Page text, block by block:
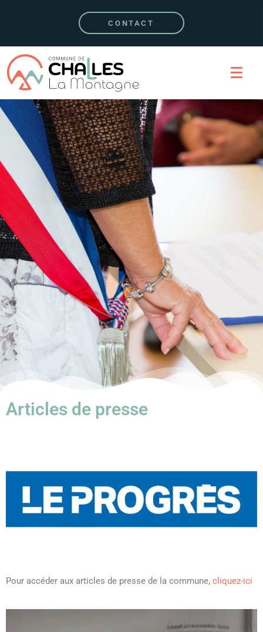
CONTACT
Articles de presse
Pour accéder aux articles de presse de la commune, cliquez-ici